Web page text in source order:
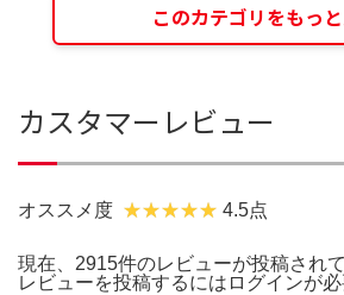
このカテゴリをもっ
カスタマーレビュー
オススメ度 4.5点
現在、2915件のレビューが投稿されて
レビューを投稿するには ログインが必